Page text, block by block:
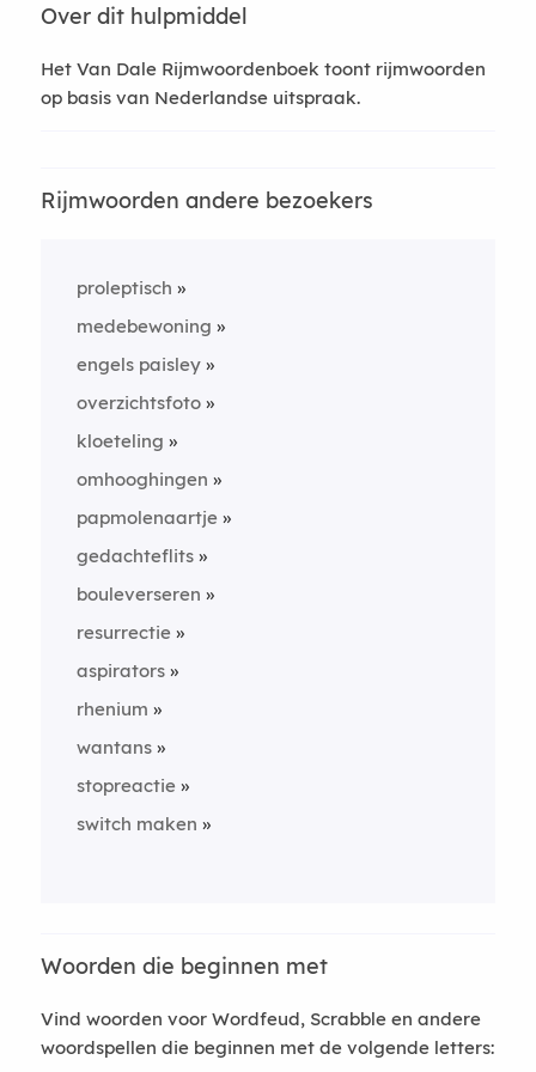
Over dit hulpmiddel
Het Van Dale Rijmwoordenboek toont rijmwoorden
op basis van Nederlandse uitspraak.
Rijmwoorden andere bezoekers
proleptisch
medebewoning
engels paisley
overzichtsfoto
kloeteling
omhooghingen
papmolenaartje
gedachteflits
bouleverseren
resurrectie
aspirators
rhenium
wantans
stopreactie
switch maken
Woorden die beginnen met
Vind woorden voor Wordfeud, Scrabble en andere
woordspellen die beginnen met de volgende letters: